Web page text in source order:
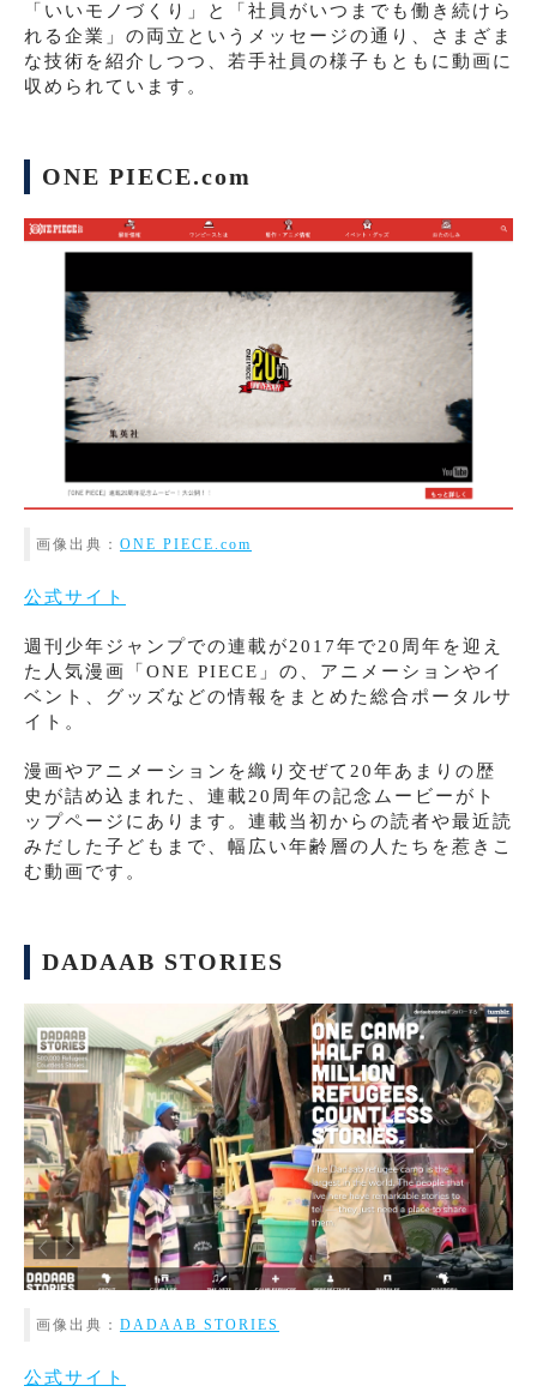
「いいモノづくり」と「社員がいつまでも働き続けら
れる企業」の両立というメッセージの通り、さまざま
な技術を紹介しつつ、若手社員の様子もともに動画に
収められています。
ONE PIECE.com
画像出典： ONE PIECE.com
公式サイト
週刊少年ジャンプでの連載が2017年で20周年を迎え
た人気漫画「ONE PIECE」の、アニメーションやイ
ベント、グッズなどの情報をまとめた総合ポータルサ
イト。
漫画やアニメーションを織り交ぜて20年あまりの歴
史が詰め込まれた、連載20周年の記念ムービーがト
ップページにあります。連載当初からの読者や最近読
みだした子どもまで、幅広い年齢層の人たちを惹きこ
む動画です。
DADAAB STORIES
画像出典： DADAAB STORIES
公式サイト